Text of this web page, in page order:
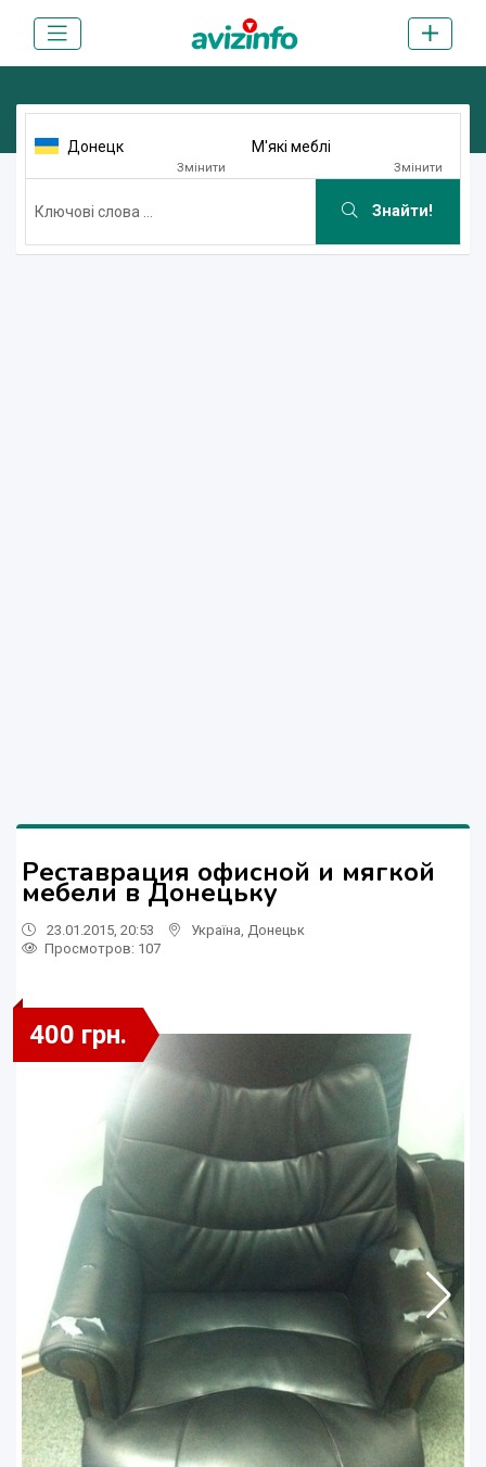
Донецк
Змінити
М'які меблі
Змінити
Знайти!
Реставрация офисной и мягкой
мебели в Донецьку
23.01.2015, 20:53 Україна Донецьк
Просмотров: 107
400 грн.